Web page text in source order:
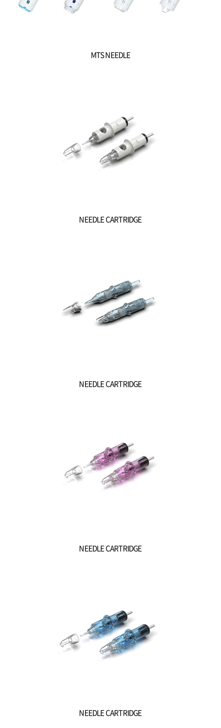
MTS NEEDLE
NEEDLE CARTRIDGE
NEEDLE CARTRIDGE
NEEDLE CARTRIDGE
NEEDLE CARTRIDGE